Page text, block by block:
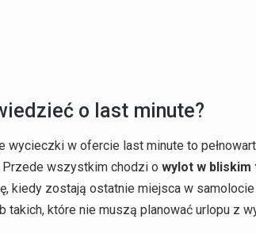
o last minute?
wycieczki w ofercie last minute to
Przede wszystkim chodzi o wylot w bliskim
kiedy zostają ostatnie miejsca w
takich, które nie muszą planować urlopu z